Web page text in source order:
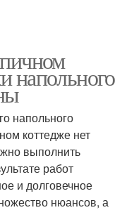
напольного
напольного
коттедже нет
выполнить
работ
и долговечное
нюансов, а